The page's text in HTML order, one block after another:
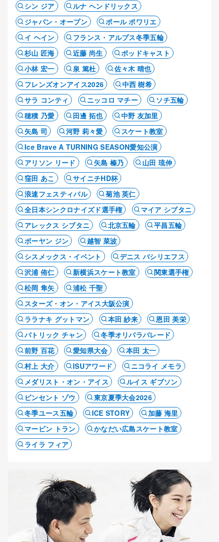
シン ジア
ルナ ヘンドリックス
ジャパン・オープン
ポール ポワリエ
イ ヘイン
フランス・アルプス冬季五輪
杉山 匠海
近藤 尚生
ポッドキャスト
小林 宏一
泉 篤杜
佐々木 晴也
フレンズオンアイス2026
中西 樹希
サラ コンティ
ニッコロ マチー
ソチ五輪
穂積 乃愛
田邊 拓也
中野 友加里
矢島 司
河野 莉々愛
スケート教室
Ice Brave A TURNING SEASON愛知公演
アリソン リード
矢島 榛乃
山田 琉伸
窪田 あこ
サイニチHD杯
浪速フェスティバル
菊池 英仁
全日本シンクロナイズド選手権
マイア シブタニ
アレックス シブタニ
北京五輪
平昌五輪
ボーヤン ジン
越智 菜波
シスメックス・イベント
デニス バシリエフス
沢浦 侑仁
新横浜スケート教室
関東選手権
松岡 隼矢
浦松 千聖
スターズ・オン・アイス大阪公演
ララナキ グットマン
本田 紗来
恩田 美栄
パトリック チャン
冬季オリパラパレード
前野 百花
愛知県大会
本田 太一
村上 大介
ISUアワード
ニコライ メモラ
メダリスト・オン・アイス
ルイス ギブソン
ビンセント ゾウ
東京夏季大会2026
冬季ユース五輪
ICE STORY
加藤 海里
マービン トラン
かなだい広島スケート教室
ライラ フィア